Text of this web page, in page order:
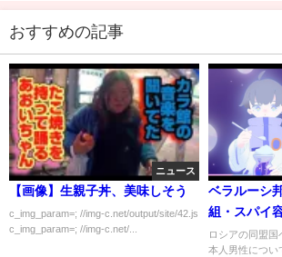
おすすめの記事
ニュース
【画像】生親子丼、美味しそう
c_img_param=; //img-c.net/output/site/42.js
c_img_param=; //img-c.net/...
ベラルーシ
組・スパイ
長官は放送
ロシアの同盟国
本人男性につい